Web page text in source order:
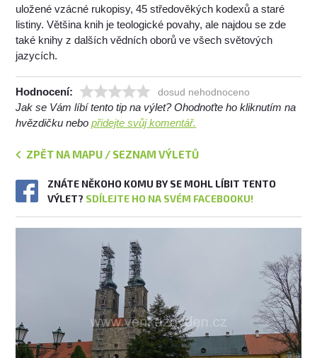
uložené vzácné rukopisy, 45 středověkých kodexů a staré
listiny. Většina knih je teologické povahy, ale najdou se zde
také knihy z dalších vědních oborů ve všech světových
jazycích.
Hodnocení: dosud nehodnoceno
Jak se Vám líbí tento tip na výlet? Ohodnoťte ho kliknutím na
hvězdičku nebopřidejte svůj komentář.
ZPĚT NA MAPU / SEZNAM VÝLETŮ
ZNÁTE NĚKOHO KOMU BY SE MOHL LÍBIT TENTO
VÝLET? SDÍLEJTE HO NA SVÉM FACEBOOKU!